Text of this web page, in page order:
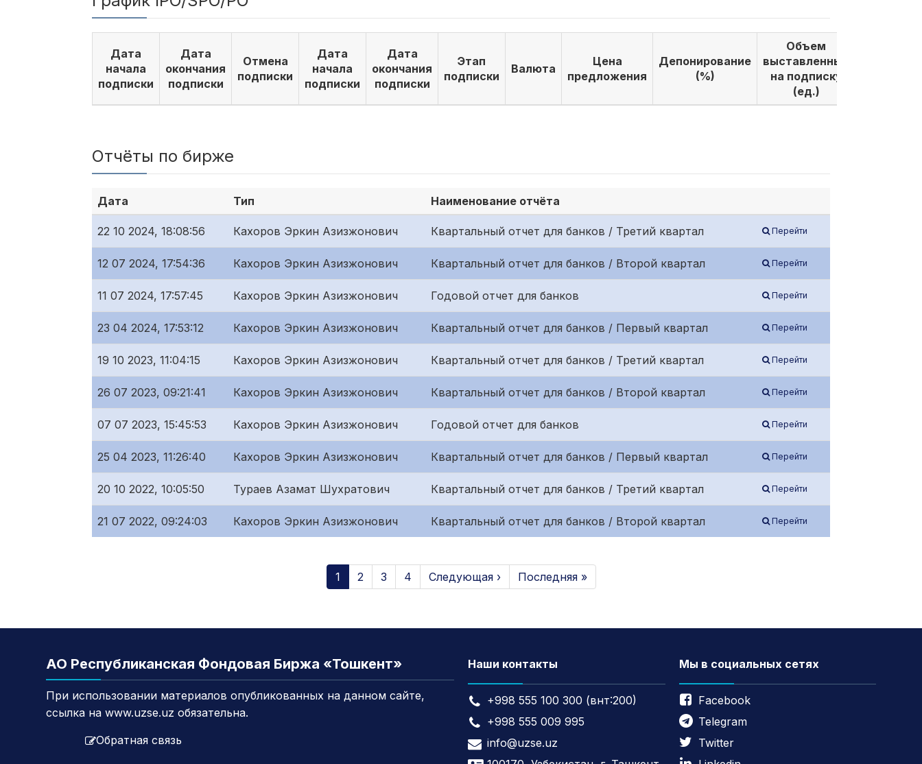
Дата
начала
подписки
Дата
окончания
подписки
Отмена
подписки
Дата
начала
подписки
Дата
окончания
подписки
Этап
подписки
Валюта
Цена
предложения
Депонирование
(%)
Объем
выставленных
на подписку
(ед.)
Отчёты по бирже
Дата Тип Наименование отчёта
22 10 2024, 18:08:56 Кахоров Эркин Азизжонович Квартальный отчет для банков / Третий квартал Перейти
12 07 2024, 17:54:36 Кахоров Эркин Азизжонович Квартальный отчет для банков / Второй квартал Перейти
11 07 2024, 17:57:45 Кахоров Эркин Азизжонович Годовой отчет для банков Перейти
23 04 2024, 17:53:12 Кахоров Эркин Азизжонович Квартальный отчет для банков / Первый квартал Перейти
19 10 2023, 11:04:15 Кахоров Эркин Азизжонович Квартальный отчет для банков / Третий квартал Перейти
26 07 2023, 09:21:41 Кахоров Эркин Азизжонович Квартальный отчет для банков / Второй квартал Перейти
07 07 2023, 15:45:53 Кахоров Эркин Азизжонович Годовой отчет для банков Перейти
25 04 2023, 11:26:40 Кахоров Эркин Азизжонович Квартальный отчет для банков / Первый квартал Перейти
20 10 2022, 10:05:50 Тураев Азамат Шухратович Квартальный отчет для банков / Третий квартал Перейти
21 07 2022, 09:24:03 Кахоров Эркин Азизжонович Квартальный отчет для банков / Второй квартал Перейти
1 2 3 4 Следующая › Последняя »
АО Республиканская Фондовая Биржа «Тошкент»
При использовании материалов опубликованных на данном сайте,
ссылка на www.uzse.uz обязательна.
Обратная связь
Наши контакты
+998 555 100 300 (внт:200)
+998 555 009 995
info@uzse.uz
Мы в социальных сетях
Facebook
Telegram
Twitter